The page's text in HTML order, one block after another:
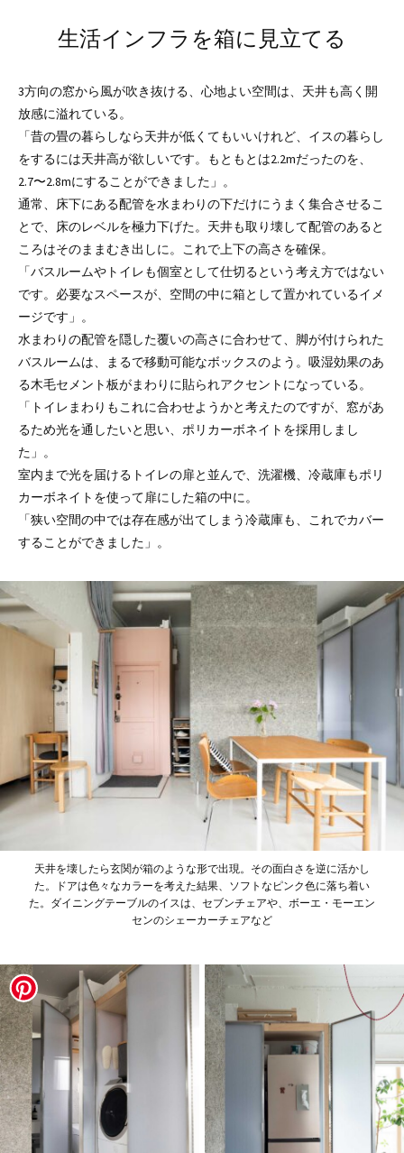
生活インフラを箱に見立てる
3方向の窓から風が吹き抜ける、心地よい空間は、天井も高く開
放感に溢れている。
「昔の畳の暮らしなら天井が低くてもいいけれど、イスの暮らし
をするには天井高が欲しいです。もともとは2.2mだったのを、
2.7〜2.8mにすることができました」。
通常、床下にある配管を水まわりの下だけにうまく集合させるこ
とで、床のレベルを極力下げた。天井も取り壊して配管のあると
ころはそのままむき出しに。これで上下の高さを確保。
「バスルームやトイレも個室として仕切るという考え方ではない
です。必要なスペースが、空間の中に箱として置かれているイメ
ージです」。
水まわりの配管を隠した覆いの高さに合わせて、脚が付けられた
バスルームは、まるで移動可能なボックスのよう。吸湿効果のあ
る木毛セメント板がまわりに貼られアクセントになっている。
「トイレまわりもこれに合わせようかと考えたのですが、窓があ
るため光を通したいと思い、ポリカーボネイトを採用しまし
た」。
室内まで光を届けるトイレの扉と並んで、洗濯機、冷蔵庫もポリ
カーボネイトを使って扉にした箱の中に。
「狭い空間の中では存在感が出てしまう冷蔵庫も、これでカバー
することができました」。
天井を壊したら玄関が箱のような形で出現。その面白さを逆に活かし
た。ドアは色々なカラーを考えた結果、ソフトなピンク色に落ち着い
た。ダイニングテーブルのイスは、セブンチェアや、ボーエ・モーエン
センのシェーカーチェアなど